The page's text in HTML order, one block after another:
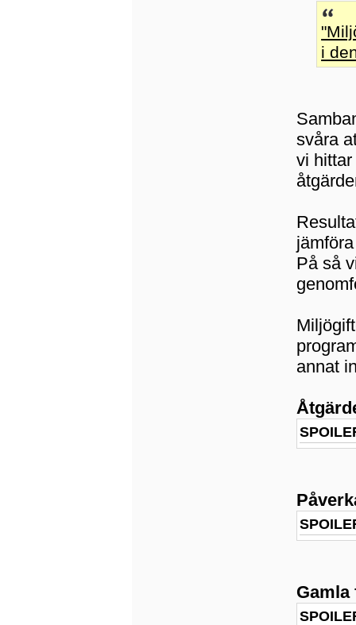
i
svåra
vi
På så
annat